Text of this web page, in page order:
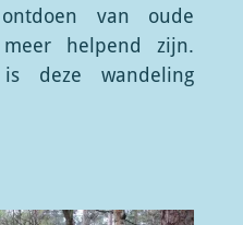
van oude
helpend zijn.
deze wandeling